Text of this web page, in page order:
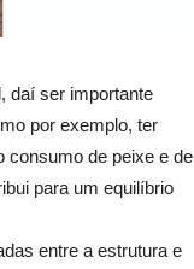
daí ser importante
por exemplo, ter
consumo de peixe e de
para um equilíbrio
entre a estrutura e